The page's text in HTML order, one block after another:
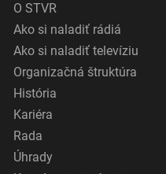
O STVR
Ako si naladiť rádiá
Ako si naladiť televíziu
Organizačná štruktúra
História
Kariéra
Rada
Úhrady